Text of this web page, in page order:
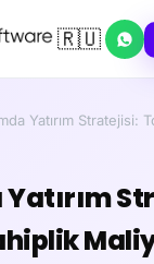
🇷🇺
Yatırım
Yatırım